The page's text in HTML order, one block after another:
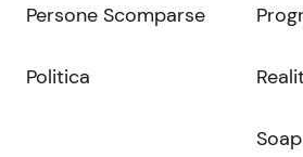
Persone Scomparse
Politica